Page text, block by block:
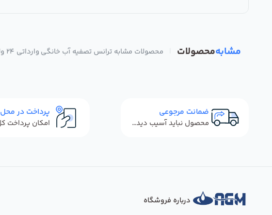
مشابهمحصولات محصولات مشابه ترانس تصفیه آب خانگی وارداتی 24 ولت
ضمانت مرجوعی
محصول نباید آسیب دیده باشد
پرداخت در محل
درباره فروشگاه